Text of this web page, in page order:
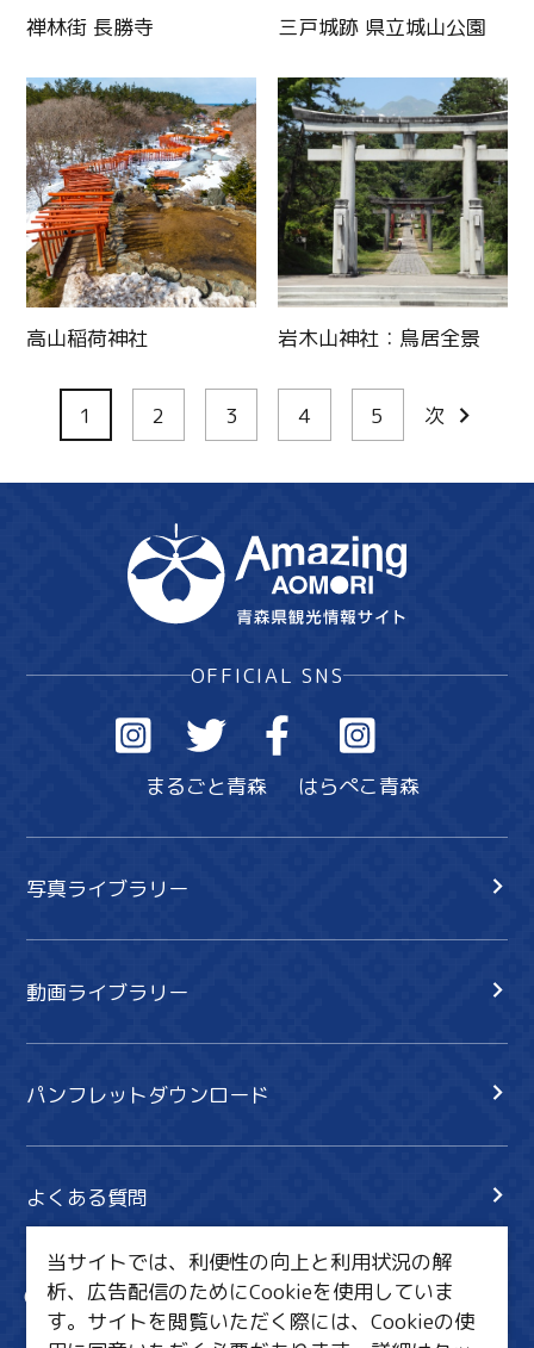
禅林街 長勝寺 三戸城跡 県立城山公園
高山稲荷神社 岩木山神社：鳥居全景
1 2 3 4 5 次
OFFICIAL SNS
まるごと青森 はらぺこ青森
写真ライブラリー
動画ライブラリー
パンフレットダウンロード
よくある質問
サイト内検索
共有
行きたいリスト
当サイトでは、利便性の向上と利用状況の解
析、広告配信のためにCookieを使用していま
す。サイトを閲覧いただく際には、Cookieの使